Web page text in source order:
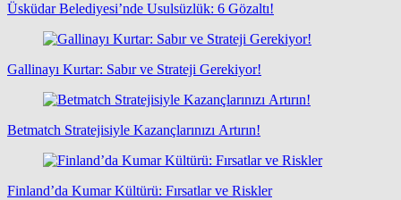
Üsküdar Belediyesi’nde Usulsüzlük: 6 Gözaltı!
Gallinayı Kurtar: Sabır ve Strateji Gerekiyor!
Betmatch Stratejisiyle Kazançlarınızı Artırın!
Finland’da Kumar Kültürü: Fırsatlar ve Riskler